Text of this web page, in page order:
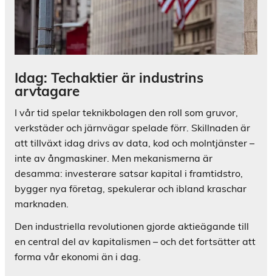
Idag: Techaktier är industrins
arvtagare
I vår tid spelar teknikbolagen den roll som gruvor,
verkstäder och järnvägar spelade förr. Skillnaden är
att tillväxt idag drivs av data, kod och molntjänster –
inte av ångmaskiner. Men mekanismerna är
desamma: investerare satsar kapital i framtidstro,
bygger nya företag, spekulerar och ibland kraschar
marknaden.
Den industriella revolutionen gjorde aktieägande till
en central del av kapitalismen – och det fortsätter att
forma vår ekonomi än i dag.